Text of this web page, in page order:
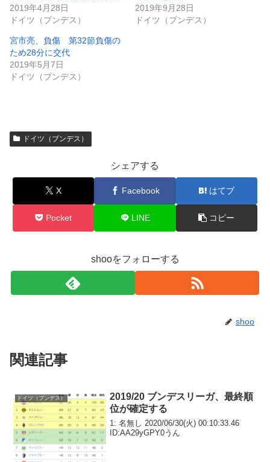
2019年4月28日
ドイツ（ブンデス）
2019年9月28日
ドイツ（ブンデス）
宮市亮、負傷 第32節負傷の
ため28分に交代
2019年5月7日
ドイツ（ブンデス）
ドイツ（ブンデス）
シェアする
X Facebook はてブ
Pocket LINE コピー
shooをフォローする
shoo
関連記事
ドイツ（ブンデス）
2019/20 ブンデスリーガ、最終順
位が確定する
1: 名無し 2020/06/30(火) 00:10:33.46
ID:AA29yGPY0うん